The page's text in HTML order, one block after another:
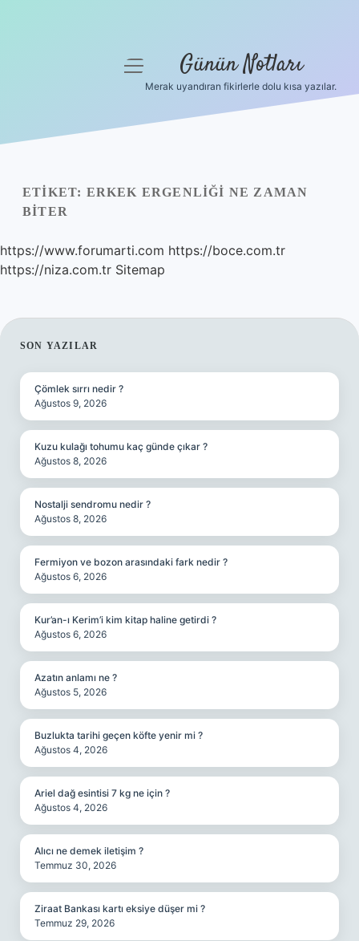
Yasal Uyarı
menüyü
Günün Notları
Merak uyandıran fikirlerle dolu kısa yazılar.
ETIKET: ERKEK ERGENLIĞI NE ZAMAN
BITER
https://www.forumarti.com https://boce.com.tr
https://niza.com.tr Sitemap
SIDEBAR
SON YAZILAR
Çömlek sırrı nedir ?
Ağustos 9, 2026
Kuzu kulağı tohumu kaç günde çıkar ?
Ağustos 8, 2026
Nostalji sendromu nedir ?
Ağustos 8, 2026
Fermiyon ve bozon arasındaki fark nedir ?
Ağustos 6, 2026
Kur’an-ı Kerim’i kim kitap haline getirdi ?
Ağustos 6, 2026
Azatın anlamı ne ?
Ağustos 5, 2026
Buzlukta tarihi geçen köfte yenir mi ?
Ağustos 4, 2026
Ariel dağ esintisi 7 kg ne için ?
Ağustos 4, 2026
Alıcı ne demek iletişim ?
Temmuz 30, 2026
Ziraat Bankası kartı eksiye düşer mi ?
Temmuz 29, 2026